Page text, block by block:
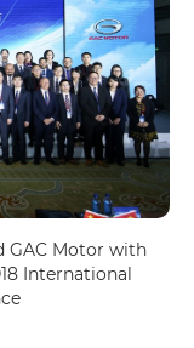
GAC Motor with
International